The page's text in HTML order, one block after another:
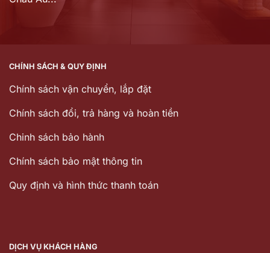
CHÍNH SÁCH & QUY ĐỊNH
Chính sách vận chuyển, lắp đặt
Chính sách đổi, trả hàng và hoàn tiền
Chinh sách bảo hành
Chính sách bảo mật thông tin
Quy định và hình thức thanh toán
DỊCH VỤ KHÁCH HÀNG